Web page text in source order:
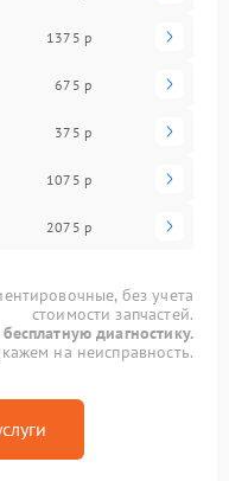
1375 р
675 р
375 р
1075 р
2075 р
без учета
стоимости запчастей.
диагностику.
на неисправность.